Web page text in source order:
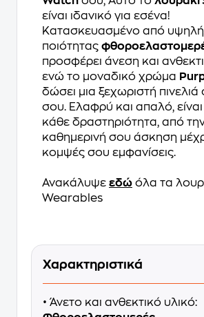
είναι ιδανικό για εσένα!
Κατασκευασμένο από
ποιότητας
προσφέρει άνεση και
ενώ το μοναδικό χρώμα
δώσει μια ξεχωριστή πινελιά
σου. Ελαφρύ και απαλό, είναι
κάθε δραστηριότητα, από
καθημερινή σου άσκηση
κομψές σου εμφανίσεις.
Ανακάλυψε εδώ όλα τα
Wearables
Χαρακτηριστικά
• Άνετο και ανθεκτικό υλικό: